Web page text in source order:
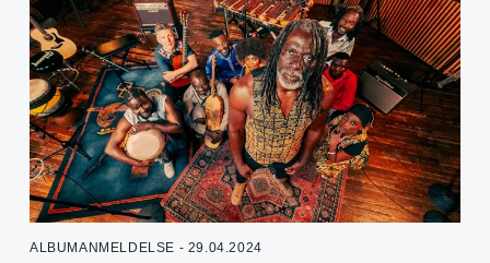
ALBUMANMELDELSE - 29.04.2024